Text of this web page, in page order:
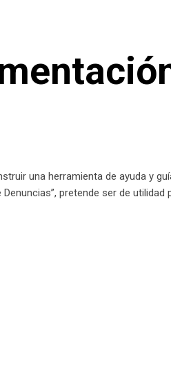
una herramienta de ayuda y
pretende ser de utilidad